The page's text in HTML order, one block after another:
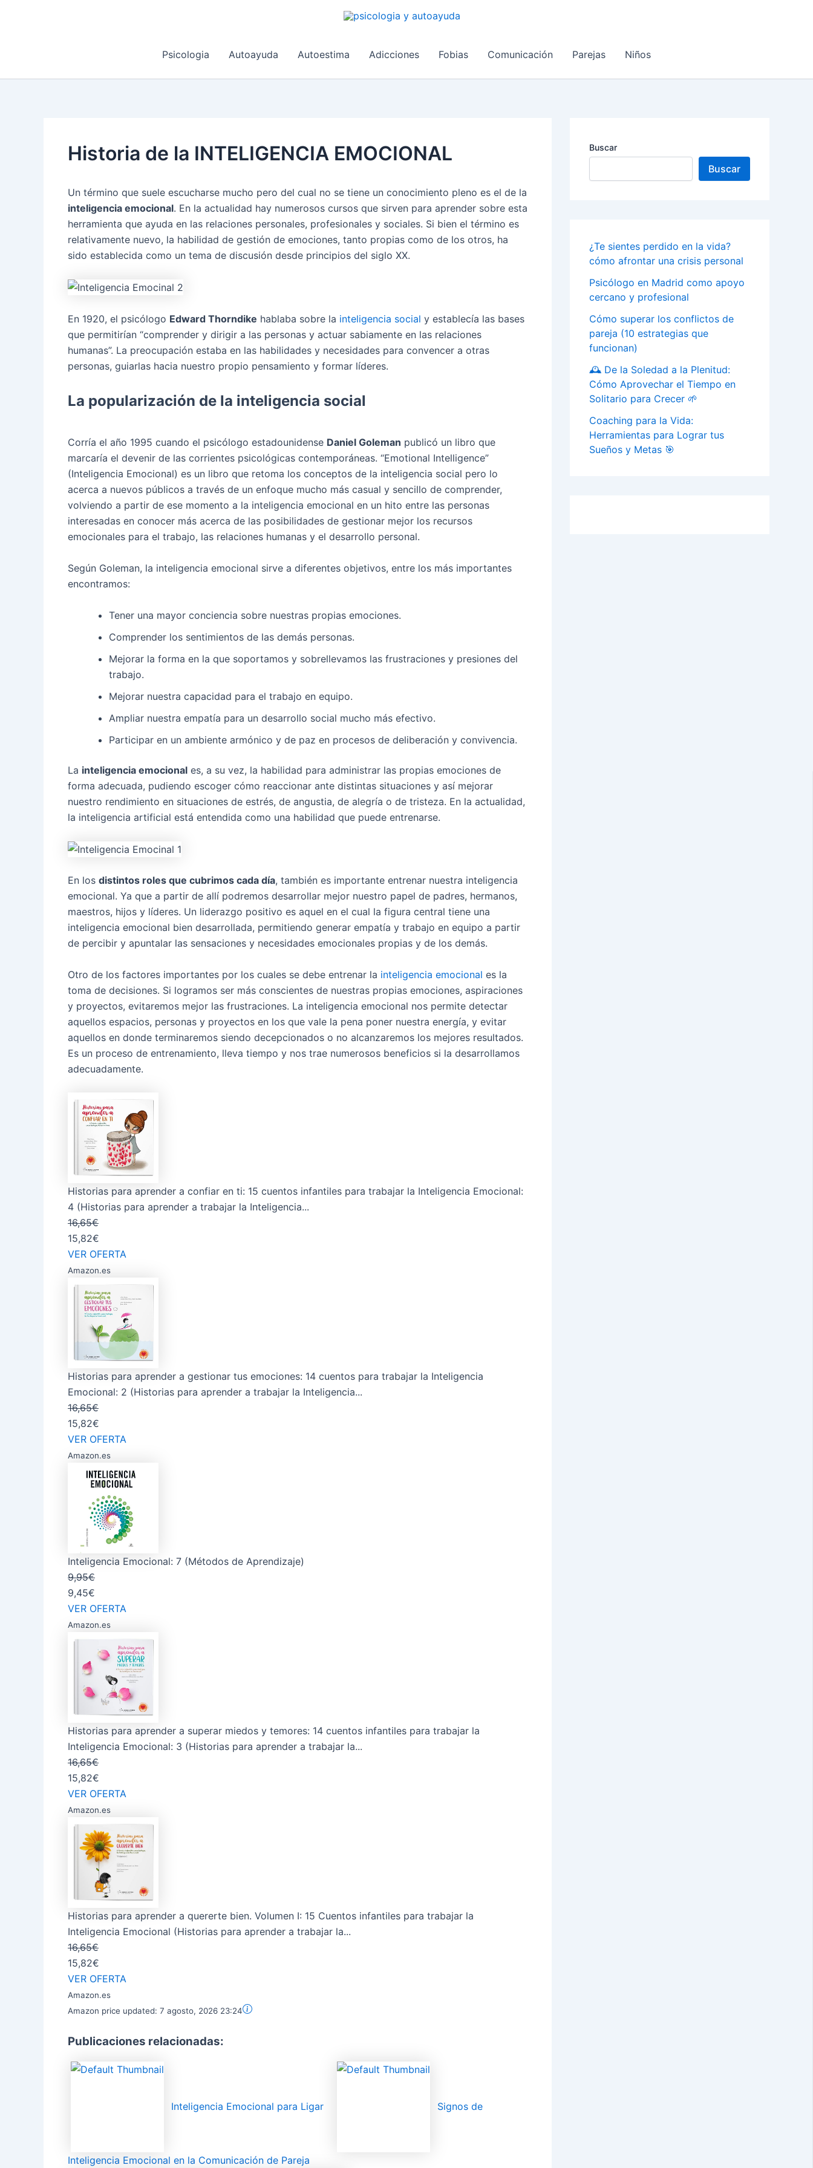
Psicologia
Autoayuda Autoestima Adicciones Fobias Comunicación Parejas Niños
Historia de la INTELIGENCIA EMOCIONAL
Un término que suele escucharse mucho pero del cual no se tiene un conocimiento pleno es el de la
inteligencia emocional. En la actualidad hay numerosos cursos que sirven para aprender sobre esta
herramienta que ayuda en las relaciones personales, profesionales y sociales. Si bien el término es
relativamente nuevo, la habilidad de gestión de emociones, tanto propias como de los otros, ha
sido establecida como un tema de discusión desde principios del siglo XX.
En 1920, el psicólogo Edward Thorndike hablaba sobre la inteligencia social y establecía las bases
que permitirían “comprender y dirigir a las personas y actuar sabiamente en las relaciones
humanas”. La preocupación estaba en las habilidades y necesidades para convencer a otras
personas, guiarlas hacia nuestro propio pensamiento y formar líderes.
La popularización de la inteligencia social
Corría el año 1995 cuando el psicólogo estadounidense Daniel Goleman publicó un libro que
marcaría el devenir de las corrientes psicológicas contemporáneas. “Emotional Intelligence”
(Inteligencia Emocional) es un libro que retoma los conceptos de la inteligencia social pero lo
acerca a nuevos públicos a través de un enfoque mucho más casual y sencillo de comprender,
volviendo a partir de ese momento a la inteligencia emocional en un hito entre las personas
interesadas en conocer más acerca de las posibilidades de gestionar mejor los recursos
emocionales para el trabajo, las relaciones humanas y el desarrollo personal.
Según Goleman, la inteligencia emocional sirve a diferentes objetivos, entre los más importantes
encontramos:
Tener una mayor conciencia sobre nuestras propias emociones.
Comprender los sentimientos de las demás personas.
Mejorar la forma en la que soportamos y sobrellevamos las frustraciones y presiones del
trabajo.
Mejorar nuestra capacidad para el trabajo en equipo.
Ampliar nuestra empatía para un desarrollo social mucho más efectivo.
Participar en un ambiente armónico y de paz en procesos de deliberación y convivencia.
La inteligencia emocional es, a su vez, la habilidad para administrar las propias emociones de
forma adecuada, pudiendo escoger cómo reaccionar ante distintas situaciones y así mejorar
nuestro rendimiento en situaciones de estrés, de angustia, de alegría o de tristeza. En la actualidad,
la inteligencia artificial está entendida como una habilidad que puede entrenarse.
En los distintos roles que cubrimos cada día, también es importante entrenar nuestra inteligencia
emocional. Ya que a partir de allí podremos desarrollar mejor nuestro papel de padres, hermanos,
maestros, hijos y líderes. Un liderazgo positivo es aquel en el cual la figura central tiene una
inteligencia emocional bien desarrollada, permitiendo generar empatía y trabajo en equipo a partir
de percibir y apuntalar las sensaciones y necesidades emocionales propias y de los demás.
Otro de los factores importantes por los cuales se debe entrenar la inteligencia emocional es la
toma de decisiones. Si logramos ser más conscientes de nuestras propias emociones, aspiraciones
y proyectos, evitaremos mejor las frustraciones. La inteligencia emocional nos permite detectar
aquellos espacios, personas y proyectos en los que vale la pena poner nuestra energía, y evitar
aquellos en donde terminaremos siendo decepcionados o no alcanzaremos los mejores resultados.
Es un proceso de entrenamiento, lleva tiempo y nos trae numerosos beneficios si la desarrollamos
adecuadamente.
Historias para aprender a confiar en ti: 15 cuentos infantiles para trabajar la Inteligencia Emocional:
4 (Historias para aprender a trabajar la Inteligencia...
16,65€
15,82€
VER OFERTA
Amazon.es
Historias para aprender a gestionar tus emociones: 14 cuentos para trabajar la Inteligencia
Emocional: 2 (Historias para aprender a trabajar la Inteligencia...
16,65€
15,82€
VER OFERTA
Amazon.es
Inteligencia Emocional: 7 (Métodos de Aprendizaje)
9,95€
9,45€
VER OFERTA
Amazon.es
Historias para aprender a superar miedos y temores: 14 cuentos infantiles para trabajar la
Inteligencia Emocional: 3 (Historias para aprender a trabajar la...
16,65€
15,82€
VER OFERTA
Amazon.es
Historias para aprender a quererte bien. Volumen I: 15 Cuentos infantiles para trabajar la
Inteligencia Emocional (Historias para aprender a trabajar la...
16,65€
15,82€
VER OFERTA
Amazon.es
Amazon price updated: 7 agosto, 2026 23:24
Publicaciones relacionadas:
Inteligencia Emocional para Ligar Signos de
Inteligencia Emocional en la Comunicación de Pareja
Buscar
Buscar
¿Te sientes perdido en la vida?
cómo afrontar una crisis personal
Psicólogo en Madrid como apoyo
cercano y profesional
Cómo superar los conflictos de
pareja (10 estrategias que
funcionan)
🕰️ De la Soledad a la Plenitud:
Cómo Aprovechar el Tiempo en
Solitario para Crecer 🌱
Coaching para la Vida:
Herramientas para Lograr tus
Sueños y Metas 🎯